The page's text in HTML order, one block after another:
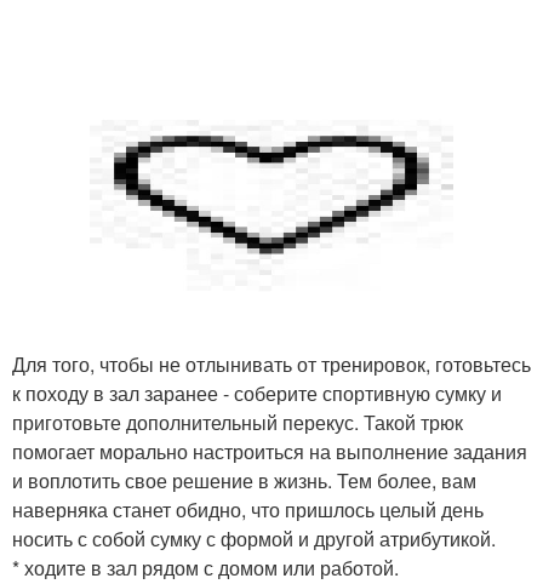
Для того, чтобы не отлынивать от тренировок, готовьтесь
к походу в зал заранее - соберите спортивную сумку и
приготовьте дополнительный перекус. Такой трюк
помогает морально настроиться на выполнение задания
и воплотить свое решение в жизнь. Тем более, вам
наверняка станет обидно, что пришлось целый день
носить с собой сумку с формой и другой атрибутикой.
* ходите в зал рядом с домом или работой.